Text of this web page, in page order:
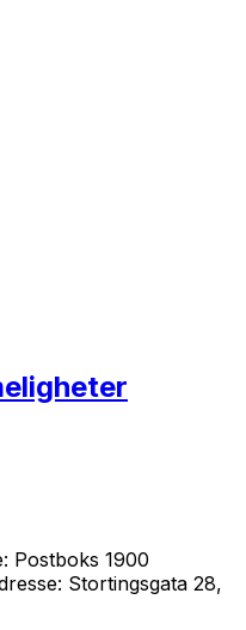
Postboks 1900
Stortingsgata 28,